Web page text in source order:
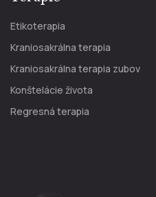
Etikoterapia
Kraniosakrálna terapia
Kraniosakrálna terapia zubov
Konštelácie života
Regresná terapia